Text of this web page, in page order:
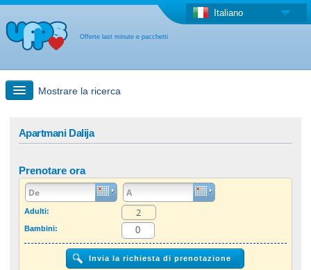
Offerte last minute e pacchetti
Italiano
Mostrare la ricerca
Offerta last minute + Offerta forfettaria
Altro paese
Apartmani Dalija
Prenotare ora
Adulti:
Bambini: